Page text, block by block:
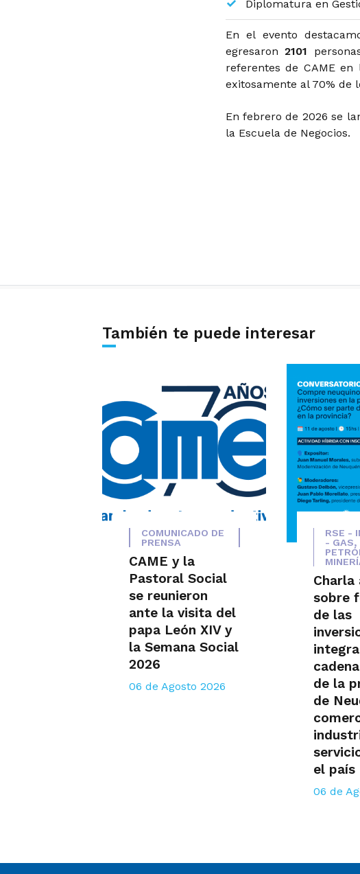
Diplomatura en
En el evento
egresaron2101
referentes de CAME
exitosamente al 70% de
En febrero de 2026 se
la Escuela de Negocios.
También te puede interesar
COMUNICADO DE
PRENSA
CAME y la
Pastoral Social
se reunieron
ante la visita del
papa León XIV y
la Semana Social
2026
06 de Agosto 2026
RSE -
- GAS,
Charla
sobre
de las
de la
de
el país
06 de